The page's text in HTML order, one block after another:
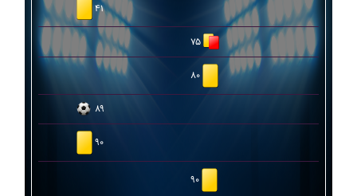
۴۱
۷۵
۸۰
۸۹
۹۰
۹۰